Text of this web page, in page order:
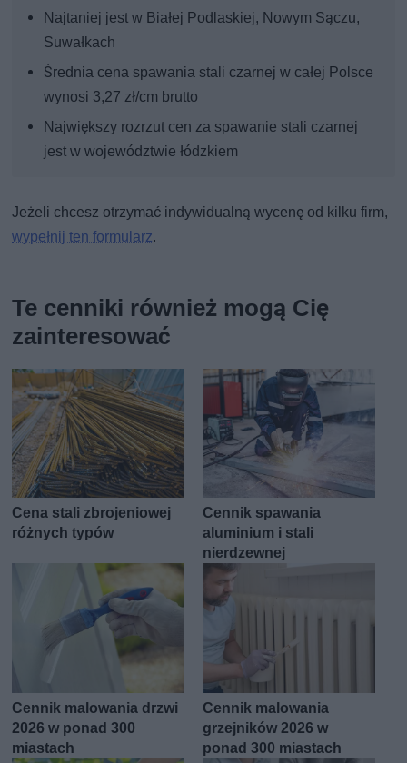
Najtaniej jest w Białej Podlaskiej, Nowym Sączu,
Suwałkach
Średnia cena spawania stali czarnej w całej Polsce
wynosi 3,27 zł/cm brutto
Największy rozrzut cen za spawanie stali czarnej
jest w województwie łódzkiem
Jeżeli chcesz otrzymać indywidualną wycenę od kilku firm,
wypełnij ten formularz.
Te cenniki również mogą Cię
zainteresować
Cena stali zbrojeniowej
różnych typów
Cennik spawania
aluminium i stali
nierdzewnej
Cennik malowania drzwi
2026 w ponad 300
miastach
Cennik malowania
grzejników 2026 w
ponad 300 miastach